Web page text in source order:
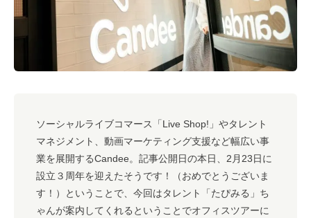
ソーシャルライブコマース「Live Shop!」やタレント
マネジメント、動画マーケティング支援など幅広い事
業を展開するCandee。記事公開日の本日、2月23日に
設立３周年を迎えたそうです！（おめでとうございま
す！）ということで、今回はタレント「たぴみる」ち
ゃんが案内してくれるということでオフィスツアーに